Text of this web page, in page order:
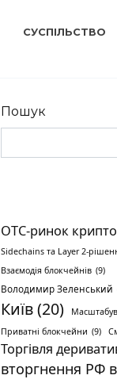
СУСПІЛЬСТВО
Пошук
OTC-ринок
Sidechains та Layer 2-
Взаємодія блокчейнів (9)
Володимир Зеленський
Київ(20)
Приватні блокчейни (9)
Торгівля
вторгнення РФ